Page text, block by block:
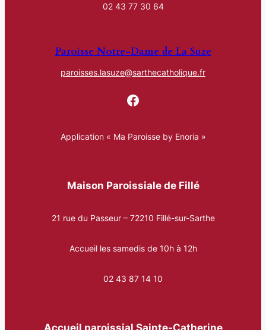
02 43 77 30 64
Paroisse Notre-Dame de La Suze
paroisses.lasuze@sarthecatholique.fr
Facebook
Application « Ma Paroisse by Enoria »
Maison Paroissiale de Fillé
21 rue du Passeur – 72210 Fillé-sur-Sarthe
Accueil les samedis de 10h à 12h
02 43 87 14 10